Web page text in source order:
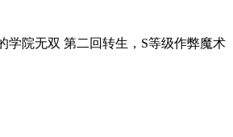
学院无双 第二回转生，S等级作弊魔术